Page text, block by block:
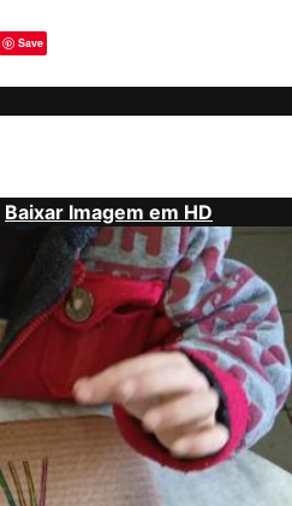
Save
Baixar Imagem em HD